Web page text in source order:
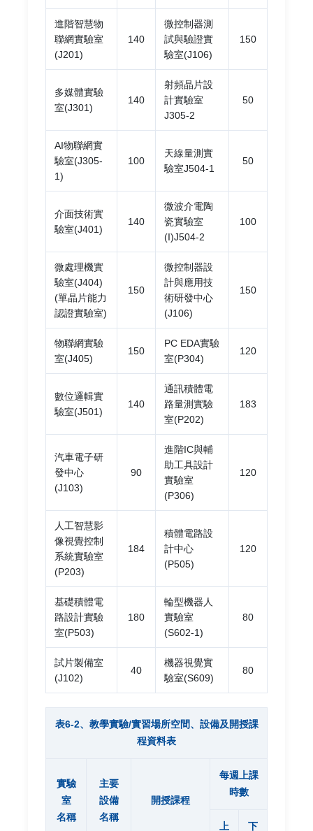
進階智慧物
聯網實驗室
(J201)
140
微控制器測
試與驗證實
驗室(J106)
150
多媒體實驗
室(J301)
140
射頻晶片設
計實驗室
J305-2
50
AI物聯網實
驗室(J305-
1)
100
天線量測實
驗室J504-1
50
介面技術實
驗室(J401)
140
微波介電陶
瓷實驗室
(I)J504-2
100
微處理機實
驗室(J404)
(單晶片能力
認證實驗室)
150
微控制器設
計與應用技
術研發中心
(J106)
150
物聯網實驗
室(J405)
150
PC EDA實驗
室(P304)
120
數位邏輯實
驗室(J501)
140
通訊積體電
路量測實驗
室(P202)
183
汽車電子研
發中心
(J103)
90
進階IC與輔
助工具設計
實驗室
(P306)
120
人工智慧影
像視覺控制
系統實驗室
(P203)
184
積體電路設
計中心
(P505)
120
基礎積體電
路設計實驗
室(P503)
180
輪型機器人
實驗室
(S602-1)
80
試片製備室
(J102)
40
機器視覺實
驗室(S609)
80
表6-2、教學實驗/實習場所空間、設備及開授課
程資料表
實驗
室
名稱
主要
設備
名稱
開授課程
每週上課
時數
上 下